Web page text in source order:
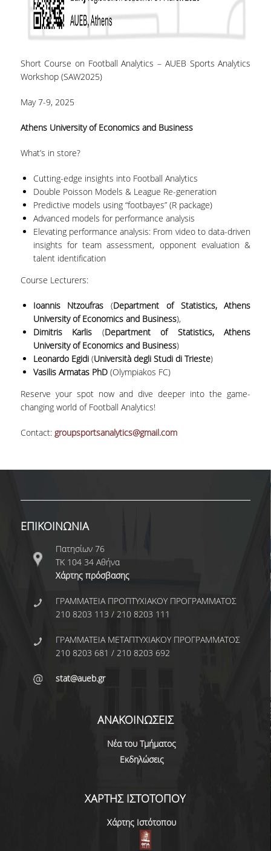
ΠΡΟΚΗΡΥΞΕΙΣ ΑΠΟΚΤΗΣΗΣ ΑΚΑΔΗΜΑΪΚΗΣ
ΕΜΠΕΙΡΙΑΣ
ΠΡΟΠΤΥΧΙΑΚΕΣ ΣΠΟΥΔΕΣ
ΟΔΗΓΟΣ ΣΠΟΥΔΩΝ
ΠΑΛΑΙΟΤΕΡΟΙ ΟΔΗΓΟΙ ΣΠΟΥΔΩΝ
ΜΑΘΗΜΑΤΑ
ΜΑΘΗΜΑΤΑ ΠΡΟΓΡΑΜΜΑΤΟΣ
ΣΠΟΥΔΩΝ
ΕΠΙΛΟΓΗΣ ΑΠΟ ΑΛΛΑ ΤΜΗΜΑΤΑ
ΚΥΚΛΟΙ ΜΑΘΗΜΑΤΩΝ
ΠΕΡΙΓΡΑΜΜΑΤΑ ΜΑΘΗΜΑΤΩΝ
ΔΙΠΛΩΜΑΤΙΚΗ ΕΡΓΑΣΙΑ
ΠΡΑΚΤΙΚΗ ΑΣΚΗΣΗ
ΑΚΑΔ. ΕΤΟΥΣ 2026-27
ΣΥΜΒΟΥΛΟΙ ΚΑΘΗΓΗΤΕΣ
ΠΑΙΔΑΓΩΓΙΚΗ ΕΠΑΡΚΕΙΑ
ΣΥΓΓΡΑΜΜΑΤΑ 2025-26
ΣΤΡΑΤΗΓΙΚΗ ΠΠΣ
ΕΝΗΜΕΡΩΣΗ ΓΙΑ ΤΟ ΠΡΟΠΤΥΧΙΑΚΟ
ΦΥΛΛΑΔΙΟ
ΜΕΤΑΠΤΥΧΙΑΚΕΣ ΣΠΟΥΔΕΣ
ΓΙΑΤΙ ΝΑ ΚΑΝΩ MASTER
Short Course on Football Analytics – AUEB Sports Analytics
Workshop (SAW2025)
May 7-9, 2025
Athens University of Economics and Business
What’s in store?
Cutting-edge insights into Football Analytics
Double Poisson Models & League Re-generation
Predictive models using “footbayes” (R package)
Advanced models for performance analysis
Elevating performance analysis: From video to data-driven
insights for team assessment, opponent evaluation &
talent identification
Course Lecturers:
Ioannis Ntzoufras (Department of Statistics, Athens
University of Economics and Business),
Dimitris Karlis (Department of Statistics, Athens
University of Economics and Business)
Leonardo Egidi(Università degli Studi di Trieste)
Vasilis Armatas PhD(Olympiakos FC)
Reserve your spot now and dive deeper into the game-
changing world of Football Analytics!
Contact: groupsportsanalytics@gmail.com
ΕΠΙΚΟΙΝΩΝΙΑ
Πατησίων 76
ΤΚ 104 34 Αθήνα
Χάρτης πρόσβασης
ΓΡΑΜΜΑΤΕΙΑ ΠΡΟΠΤΥΧΙΑΚΟΥ ΠΡΟΓΡΑΜΜΑΤΟΣ
210 8203 113 / 210 8203 111
ΓΡΑΜΜΑΤΕΙΑ ΜΕΤΑΠΤΥΧΙΑΚΟΥ ΠΡΟΓΡΑΜΜΑΤΟΣ
210 8203 681 / 210 8203 692
stat@aueb.gr
ΑΝΑΚΟΙΝΩΣΕΙΣ
Νέα του Τμήματος
Εκδηλώσεις
ΧΑΡΤΗΣ ΙΣΤΟΤΟΠΟΥ
Χάρτης Ιστότοπου